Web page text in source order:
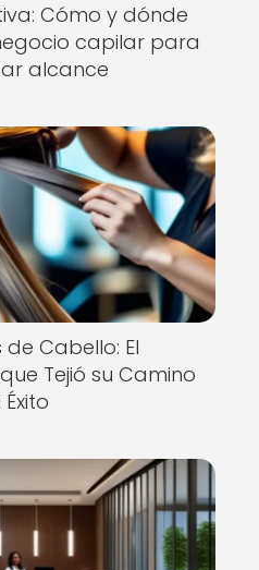
Cómo y dónde
capilar para
alcance
de Cabello: El
Tejió su Camino